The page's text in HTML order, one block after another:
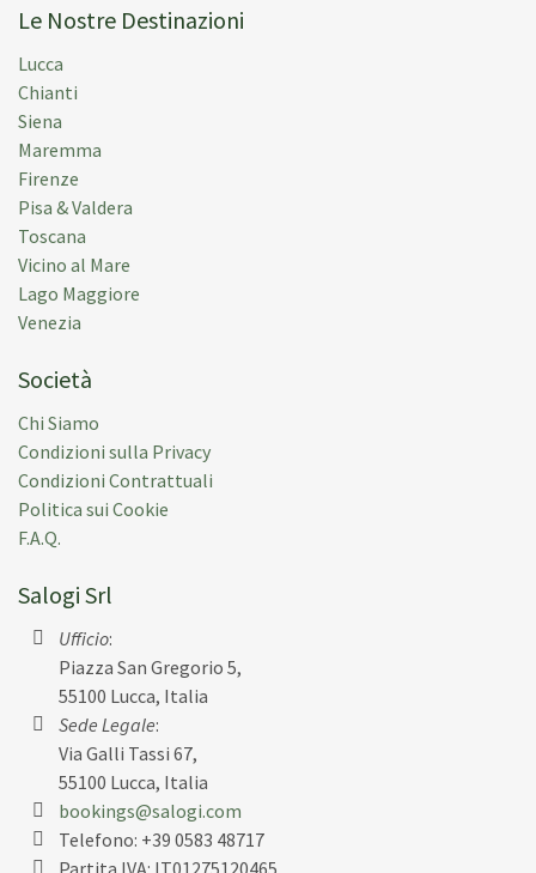
Le Nostre Destinazioni
Lucca
Chianti
Siena
Maremma
Firenze
Pisa & Valdera
Toscana
Vicino al Mare
Lago Maggiore
Venezia
Società
Chi Siamo
Condizioni sulla Privacy
Condizioni Contrattuali
Politica sui Cookie
F.A.Q.
Salogi Srl
Ufficio:
Piazza San Gregorio 5,
55100 Lucca, Italia
Sede Legale:
Via Galli Tassi 67,
55100 Lucca, Italia
bookings@salogi.com
Telefono: +39 0583 48717
Partita IVA: IT01275120465